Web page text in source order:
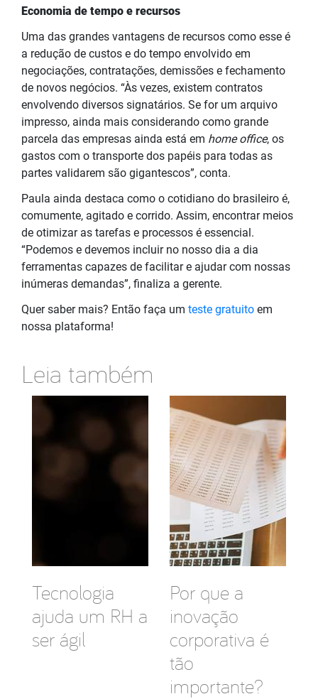
Economia de tempo e recursos
Uma das grandes vantagens de recursos como esse é
a redução de custos e do tempo envolvido em
negociações, contratações, demissões e fechamento
de novos negócios. “Às vezes, existem contratos
envolvendo diversos signatários. Se for um arquivo
impresso, ainda mais considerando como grande
parcela das empresas ainda está em home office, os
gastos com o transporte dos papéis para todas as
partes validarem são gigantescos”, conta.
Paula ainda destaca como o cotidiano do brasileiro é,
comumente, agitado e corrido. Assim, encontrar meios
de otimizar as tarefas e processos é essencial.
“Podemos e devemos incluir no nosso dia a dia
ferramentas capazes de facilitar e ajudar com nossas
inúmeras demandas”, finaliza a gerente.
Quer saber mais? Então faça um teste gratuito em
nossa plataforma!
Leia também
Tecnologia
ajuda um RH a
ser ágil
Por que a
inovação
corporativa é
tão
importante?